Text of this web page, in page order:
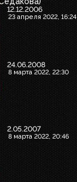
12.12.2006
23 апреля 2022, 16:24
24.06.2008
8 марта 2022, 22:30
2.05.2007
8 марта 2022, 20:46